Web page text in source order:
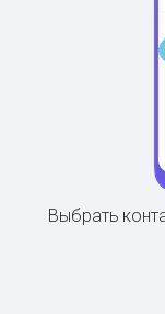
Выбрать